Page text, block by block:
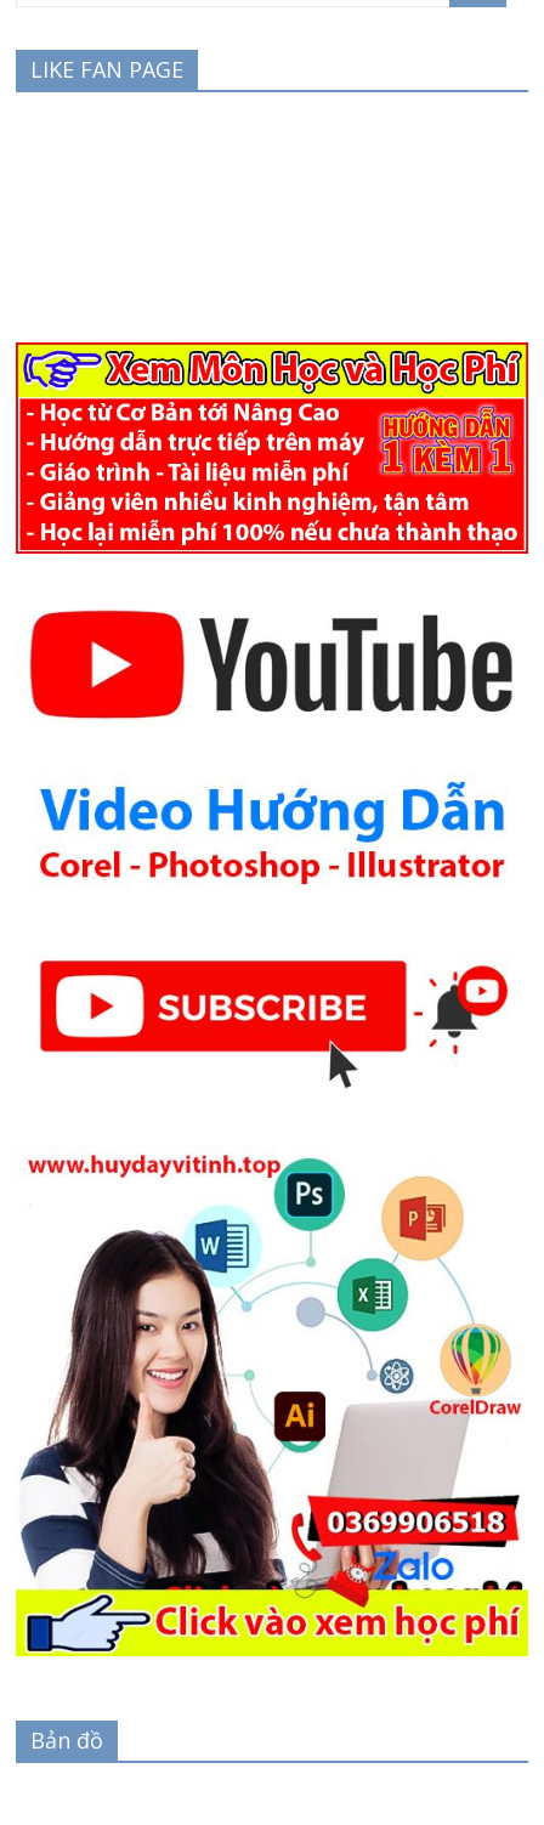
LIKE FAN PAGE
Bản đồ